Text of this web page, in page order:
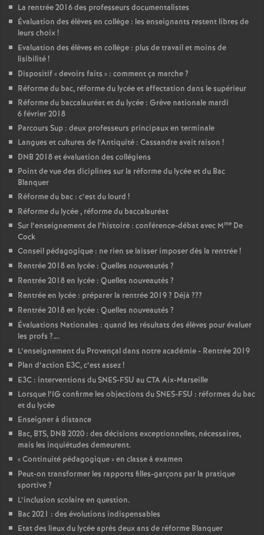
La rentrée 2016 des professeurs documentalistes
Évaluation des élèves en collège : les enseignants restent libres de
leurs choix!
Evaluation des élèves en collège : plus de travail et moins de
lisibilité!
Dispositif «devoirs faits » : comment ça marche?
Réforme du bac, réforme du lycée et affectation dans le supérieur
Réforme du baccalauréat et du lycée : Grève nationale mardi
6 février 2018
Parcours Sup : deux professeurs principaux en terminale
Langues et cultures de l’Antiquité : Cassandre avait raison !
DNB 2018 et évaluation des collégiens
Point de vue des diciplines sur la réforme du lycée et du Bac
Blanquer
Réforme du bac : c’est du lourd !
Réforme du lycée , réforme du baccalauréat
Sur l’enseignement de l’histoire : conférence-débat avec Mme De
Cock
Conseil pédagogique : ne rien se laisser imposer dès la rentrée!
Rentrée 2018 en lycée : Quelles nouveautés ?
Rentrée 2018 en lycée : Quelles nouveautés ?
Rentrée en lycée : préparer la rentrée 2019? Déjà ???
Rentrée 2018 en lycée : Quelles nouveautés ?
Évaluations Nationales : quand les résultats des élèves pour évaluer
les profs ?….
L’enseignement du Provençal dans notre académie - Rentrée 2019
Plan d’action E3C, c’est assez!
E3C : interventions du SNES-FSU au CTA Aix-Marseille
Lorsque l’IG confirme les objections du SNES-FSU : réformes du bac
et du lycée
Enseigner à distance
Bac, BTS, DNB 2020 : des décisions exceptionnelles, nécessaires,
mais les inquiétudes demeurent.
«Continuité pédagogique» en classe à examen
Peut-on transformer les rapports filles-garçons par la pratique
sportive?
L’inclusion scolaire en question.
Bac 2021 : des évolutions indispensables
Etat des lieux du lycée après deux ans de réforme Blanquer